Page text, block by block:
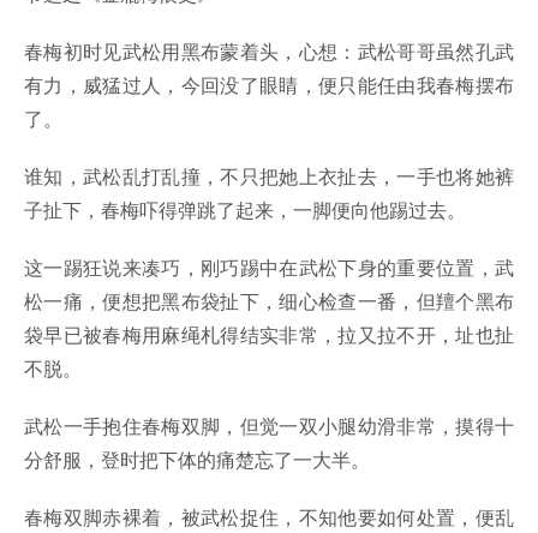
春梅初时见武松用黑布蒙着头，心想：武松哥哥虽然孔武
有力，威猛过人，今回没了眼睛，便只能任由我春梅摆布
了。
谁知，武松乱打乱撞，不只把她上衣扯去，一手也将她裤
子扯下，春梅吓得弹跳了起来，一脚便向他踢过去。
这一踢狂说来凑巧，刚巧踢中在武松下身的重要位置，武
松一痛，便想把黑布袋扯下，细心检查一番，但羶个黑布
袋早已被春梅用麻绳札得结实非常，拉又拉不开，址也扯
不脱。
武松一手抱住春梅双脚，但觉一双小腿幼滑非常，摸得十
分舒服，登时把下体的痛楚忘了一大半。
春梅双脚赤裸着，被武松捉住，不知他要如何处置，便乱